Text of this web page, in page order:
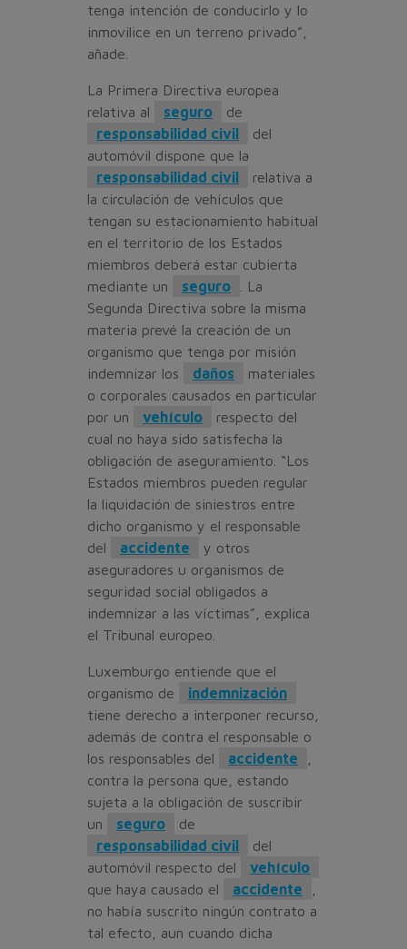
tenga intención de conducirlo y lo
inmovilice en un terreno privado”,
añade.
La Primera Directiva europea
relativa al
seguro
de
responsabilidad civil
del
automóvil dispone que la
responsabilidad civil
relativa a
la circulación de vehículos que
tengan su estacionamiento habitual
en el territorio de los Estados
miembros deberá estar cubierta
mediante un
seguro
. La
Segunda Directiva sobre la misma
materia prevé la creación de un
organismo que tenga por misión
indemnizar los
daños
materiales
o corporales causados en particular
por un
vehículo
respecto del
cual no haya sido satisfecha la
obligación de aseguramiento. “Los
Estados miembros pueden regular
la liquidación de siniestros entre
dicho organismo y el responsable
del
accidente
y otros
aseguradores u organismos de
seguridad social obligados a
indemnizar a las víctimas”, explica
el Tribunal europeo.
Luxemburgo entiende que el
organismo de
indemnización
tiene derecho a interponer recurso,
además de contra el responsable o
los responsables del
accidente
contra la persona que, estando
sujeta a la obligación de suscribir
un
seguro
de
responsabilidad civil
del
automóvil respecto del
vehículo
que haya causado el
accidente
no había suscrito ningún contrato a
tal efecto, aun cuando dicha